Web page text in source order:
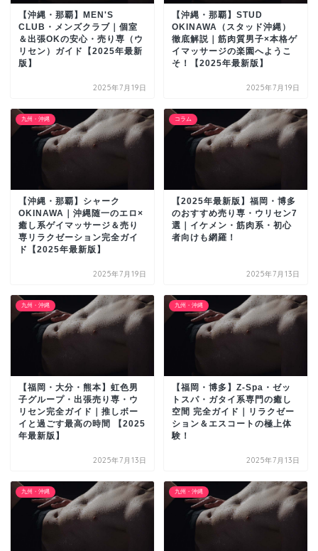
【沖縄・那覇】MEN'S
CLUB・メンズクラブ｜個室
＆出張OKの安心・売り専（ウ
リセン）ガイド【2025年最新
版】
2025年7月19日
【沖縄・那覇】STUD
OKINAWA（スタッド沖縄）
徹底解説｜筋肉質男子×本格ゲ
イマッサージの楽園へようこ
そ！【2025年最新版】
2025年7月19日
九州・沖縄
【沖縄・那覇】シャーク
OKINAWA｜沖縄随一のエロ×
癒し系ゲイマッサージ＆売り
専リラクゼーション完全ガイ
ド【2025年最新版】
2025年7月19日
コラム
【2025年最新版】福岡・博多
のおすすめ売り専・ウリセン7
選｜イケメン・筋肉系・初心
者向けも網羅！
2025年7月13日
九州・沖縄
【福岡・大分・熊本】虹色男
子グループ・出張売り専・ウ
リセン完全ガイド｜推しボー
イと過ごす最高の時間 【2025
年最新版】
2025年7月13日
九州・沖縄
【福岡・博多】Z-Spa・ゼッ
トスパ・ガタイ系専門の癒し
空間 完全ガイド｜リラクゼー
ション＆エスコートの極上体
験！
2025年7月13日
九州・沖縄 九州・沖縄